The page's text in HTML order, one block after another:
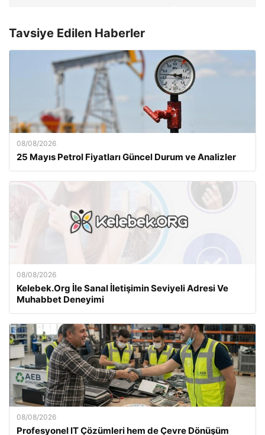
Tavsiye Edilen Haberler
08/08/2026
25 Mayıs Petrol Fiyatları Güncel Durum ve Analizler
08/08/2026
Kelebek.Org İle Sanal İletişimin Seviyeli Adresi Ve
Muhabbet Deneyimi
08/08/2026
Profesyonel IT Çözümleri hem de Çevre Dönüşüm